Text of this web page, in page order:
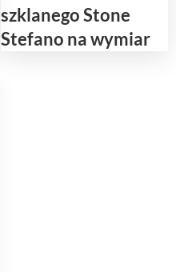
szklanego Stone
Stefano na wymiar